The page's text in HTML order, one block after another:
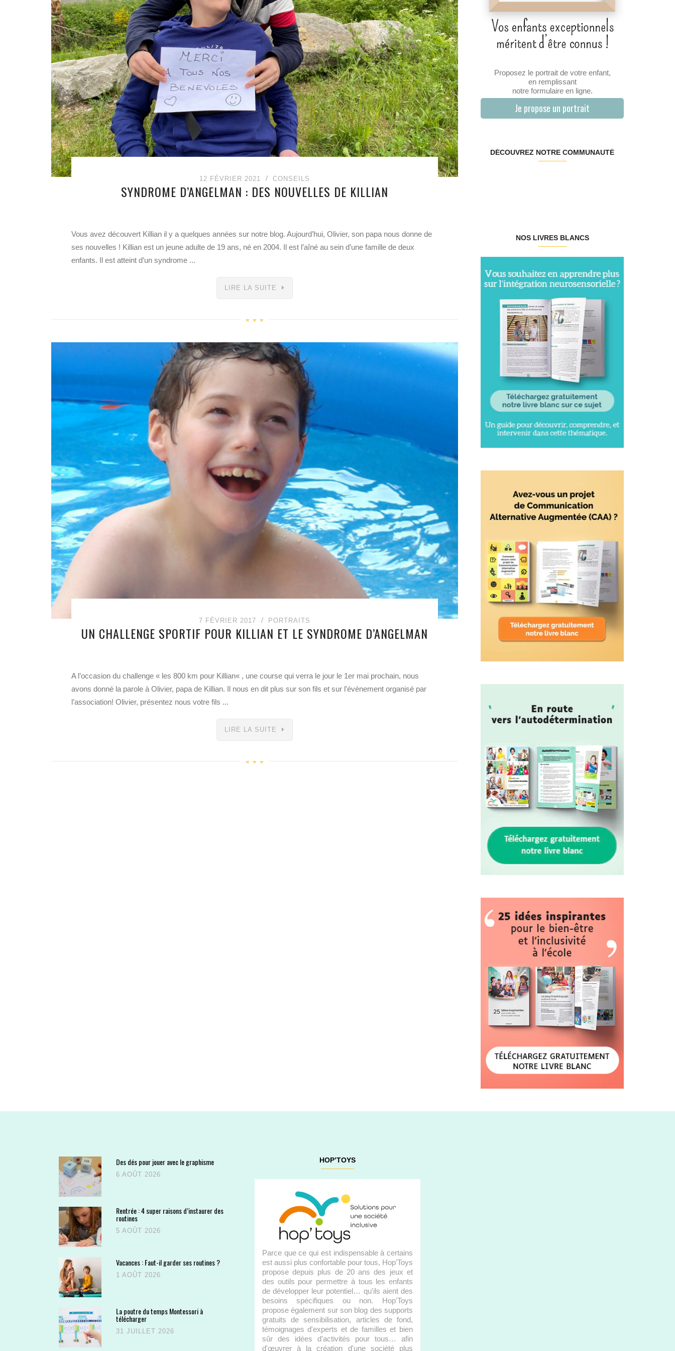
12 FÉVRIER 2021 CONSEILS
SYNDROME D’ANGELMAN : DES NOUVELLES DE KILLIAN
Vous avez découvert Killian il y a quelques années sur notre blog. Aujourd’hui, Olivier, son papa nous donne de
ses nouvelles ! Killian est un jeune adulte de 19 ans, né en 2004. Il est l’aîné au sein d’une famille de deux
enfants. Il est atteint d’un syndrome ...
LIRE LA SUITE
7 FÉVRIER 2017 PORTRAITS
UN CHALLENGE SPORTIF POUR KILLIAN ET LE SYNDROME D’ANGELMAN
A l’occasion du challenge « les 800 km pour Killian« , une course qui verra le jour le 1er mai prochain, nous
avons donné la parole à Olivier, papa de Killian. Il nous en dit plus sur son fils et sur l’événement organisé par
l’association! Olivier, présentez nous votre fils ...
LIRE LA SUITE
Proposez le portrait de votre enfant,
en remplissant
notre formulaire en ligne.
Je propose un portrait
DÉCOUVREZ NOTRE COMMUNAUTÉ
NOS LIVRES BLANCS
Des dés pour jouer avec le graphisme
6 AOÛT 2026
Rentrée : 4 super raisons d’instaurer des
routines
5 AOÛT 2026
Vacances : Faut-il garder ses routines ?
1 AOÛT 2026
La poutre du temps Montessori à
télécharger
31 JUILLET 2026
HOP’TOYS
Parce que ce qui est indispensable à certains
est aussi plus confortable pour tous, Hop'Toys
propose depuis plus de 20 ans des jeux et
des outils pour permettre à tous les enfants
de développer leur potentiel… qu'ils aient des
besoins spécifiques ou non. Hop'Toys
propose également sur son blog des supports
gratuits de sensibilisation, articles de fond,
témoignages d'experts et de familles et bien
sûr des idées d'activités pour tous… afin
d'œuvrer à la création d'une société plus